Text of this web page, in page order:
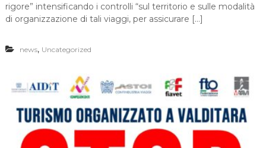
rigore” intensificando i controlli “sul territorio e sulle modalità
di organizzazione di tali viaggi, per assicurare […]
news, Uncategorized